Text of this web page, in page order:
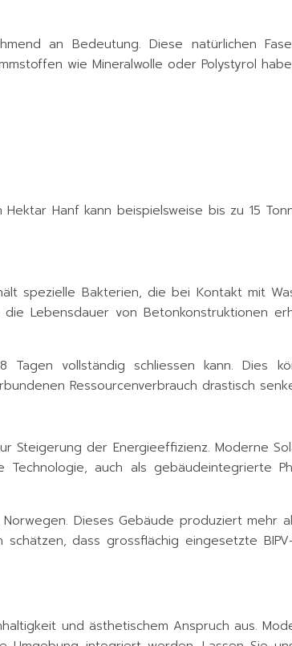
an Bedeutung. Diese natürlichen
wie Mineralwolle oder Polystyrol
Hanf kann beispielsweise bis zu 15
spezielle Bakterien, die bei Kontakt mit
Lebensdauer von Betonkonstruktionen
vollständig schliessen kann. Dies
Ressourcenverbrauch drastisch
Steigerung der Energieeffizienz. Moderne
auch als gebäudeintegrierte
Dieses Gebäude produziert mehr
dass grossflächig eingesetzte
und ästhetischem Anspruch aus.